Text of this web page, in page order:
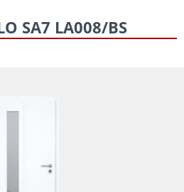
SA7 LA008/BS